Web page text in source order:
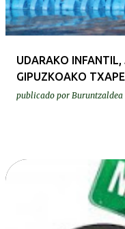
UDARAKO
GIPUZKOAKO
publicado por Buruntzaldea